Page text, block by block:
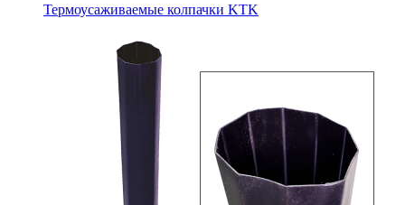
Термоусаживаемые колпачки KTK